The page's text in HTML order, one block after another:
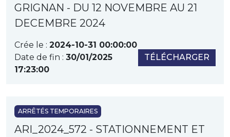
GRIGNAN - DU 12 NOVEMBRE AU 21
DECEMBRE 2024
Crée le : 2024-10-31 00:00:00
Date de fin : 30/01/2025
17:23:00
TÉLÉCHARGER
ARRÊTÉS TEMPORAIRES
ARI_2024_572 - STATIONNEMENT ET